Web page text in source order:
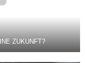
ZUKUNFT?